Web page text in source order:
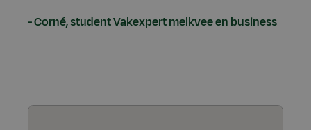
Corné, student Vakexpert melkvee en business